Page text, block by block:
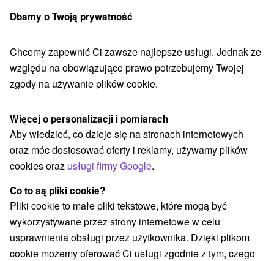
członek grupySorger
Stará Lesná Boże Narodzenie i Nowy Rok w ośnieżonych Tatrach
Boże Narodzenie i Nowy Rok w
ośnieżonych Tatrach
Oferta wygasła! Wybierz poniżej z aktualnych ofert.
Hotel Lesná★★★★Stará Lesná Stará Lesná
Przejdź do lokalizacji
9,6 doskonały·130 recenzji
Dbamy o Twoją prywatność
Chcemy zapewnić Ci zawsze najlepsze usługi. Jednak ze
względu na obowiązujące prawo potrzebujemy Twojej
zgody na używanie plików cookie.
Więcej o personalizacji i pomiarach
Aby wiedzieć, co dzieje się na stronach internetowych
oraz móc dostosować oferty i reklamy, używamy plików
cookies oraz usługi firmy Google.
Co to są pliki cookie?
Pliki cookie to małe pliki tekstowe, które mogą być
wykorzystywane przez strony internetowe w celu
usprawnienia obsługi przez użytkownika. Dzięki plikom
cookie możemy oferować Ci usługi zgodnie z tym, czego